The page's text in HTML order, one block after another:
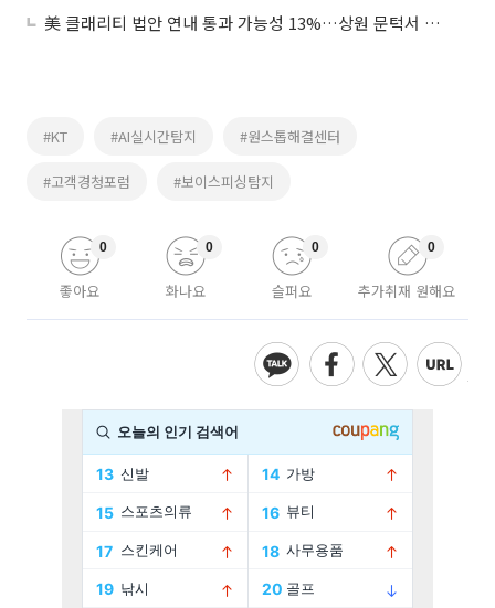
美 클래리티 법안 연내 통과 가능성 13%…상원 문턱서 제동
#KT #AI실시간탐지 #원스톱해결센터
#고객경청포럼 #보이스피싱탐지
좋아요
0
화나요
0
슬퍼요
0
추가취재 원해요
0